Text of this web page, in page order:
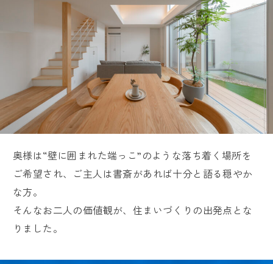
Close
奥様は“壁に囲まれた端っこ”のような落ち着く場所を
ご希望され、ご主人は書斎があれば十分と語る穏やか
な方。
そんなお二人の価値観が、住まいづくりの出発点とな
りました。